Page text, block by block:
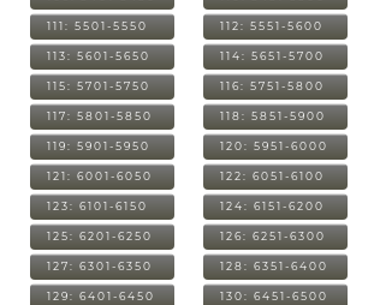
111: 5501-5550 112: 5551-5600
113: 5601-5650 114: 5651-5700
115: 5701-5750 116: 5751-5800
117: 5801-5850 118: 5851-5900
119: 5901-5950 120: 5951-6000
121: 6001-6050 122: 6051-6100
123: 6101-6150 124: 6151-6200
125: 6201-6250 126: 6251-6300
127: 6301-6350 128: 6351-6400
129: 6401-6450 130: 6451-6500